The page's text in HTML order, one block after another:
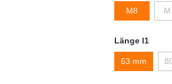
M8
Länge l1
63 mm